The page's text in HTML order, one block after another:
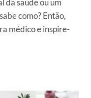
da saúde ou um
como? Então,
médico e inspire-